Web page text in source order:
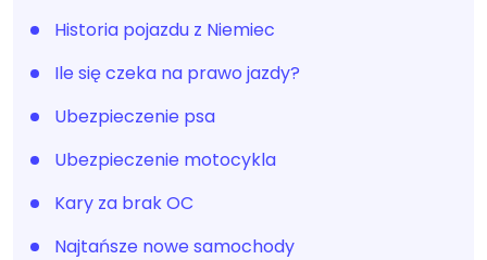
Historia pojazdu z Niemiec
Ile się czeka na prawo jazdy?
Ubezpieczenie psa
Ubezpieczenie motocykla
Kary za brak OC
Najtańsze nowe samochody